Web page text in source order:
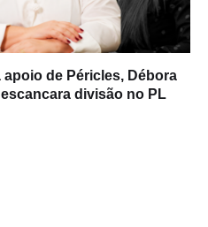
apoio de Péricles, Débora
divisão no PL